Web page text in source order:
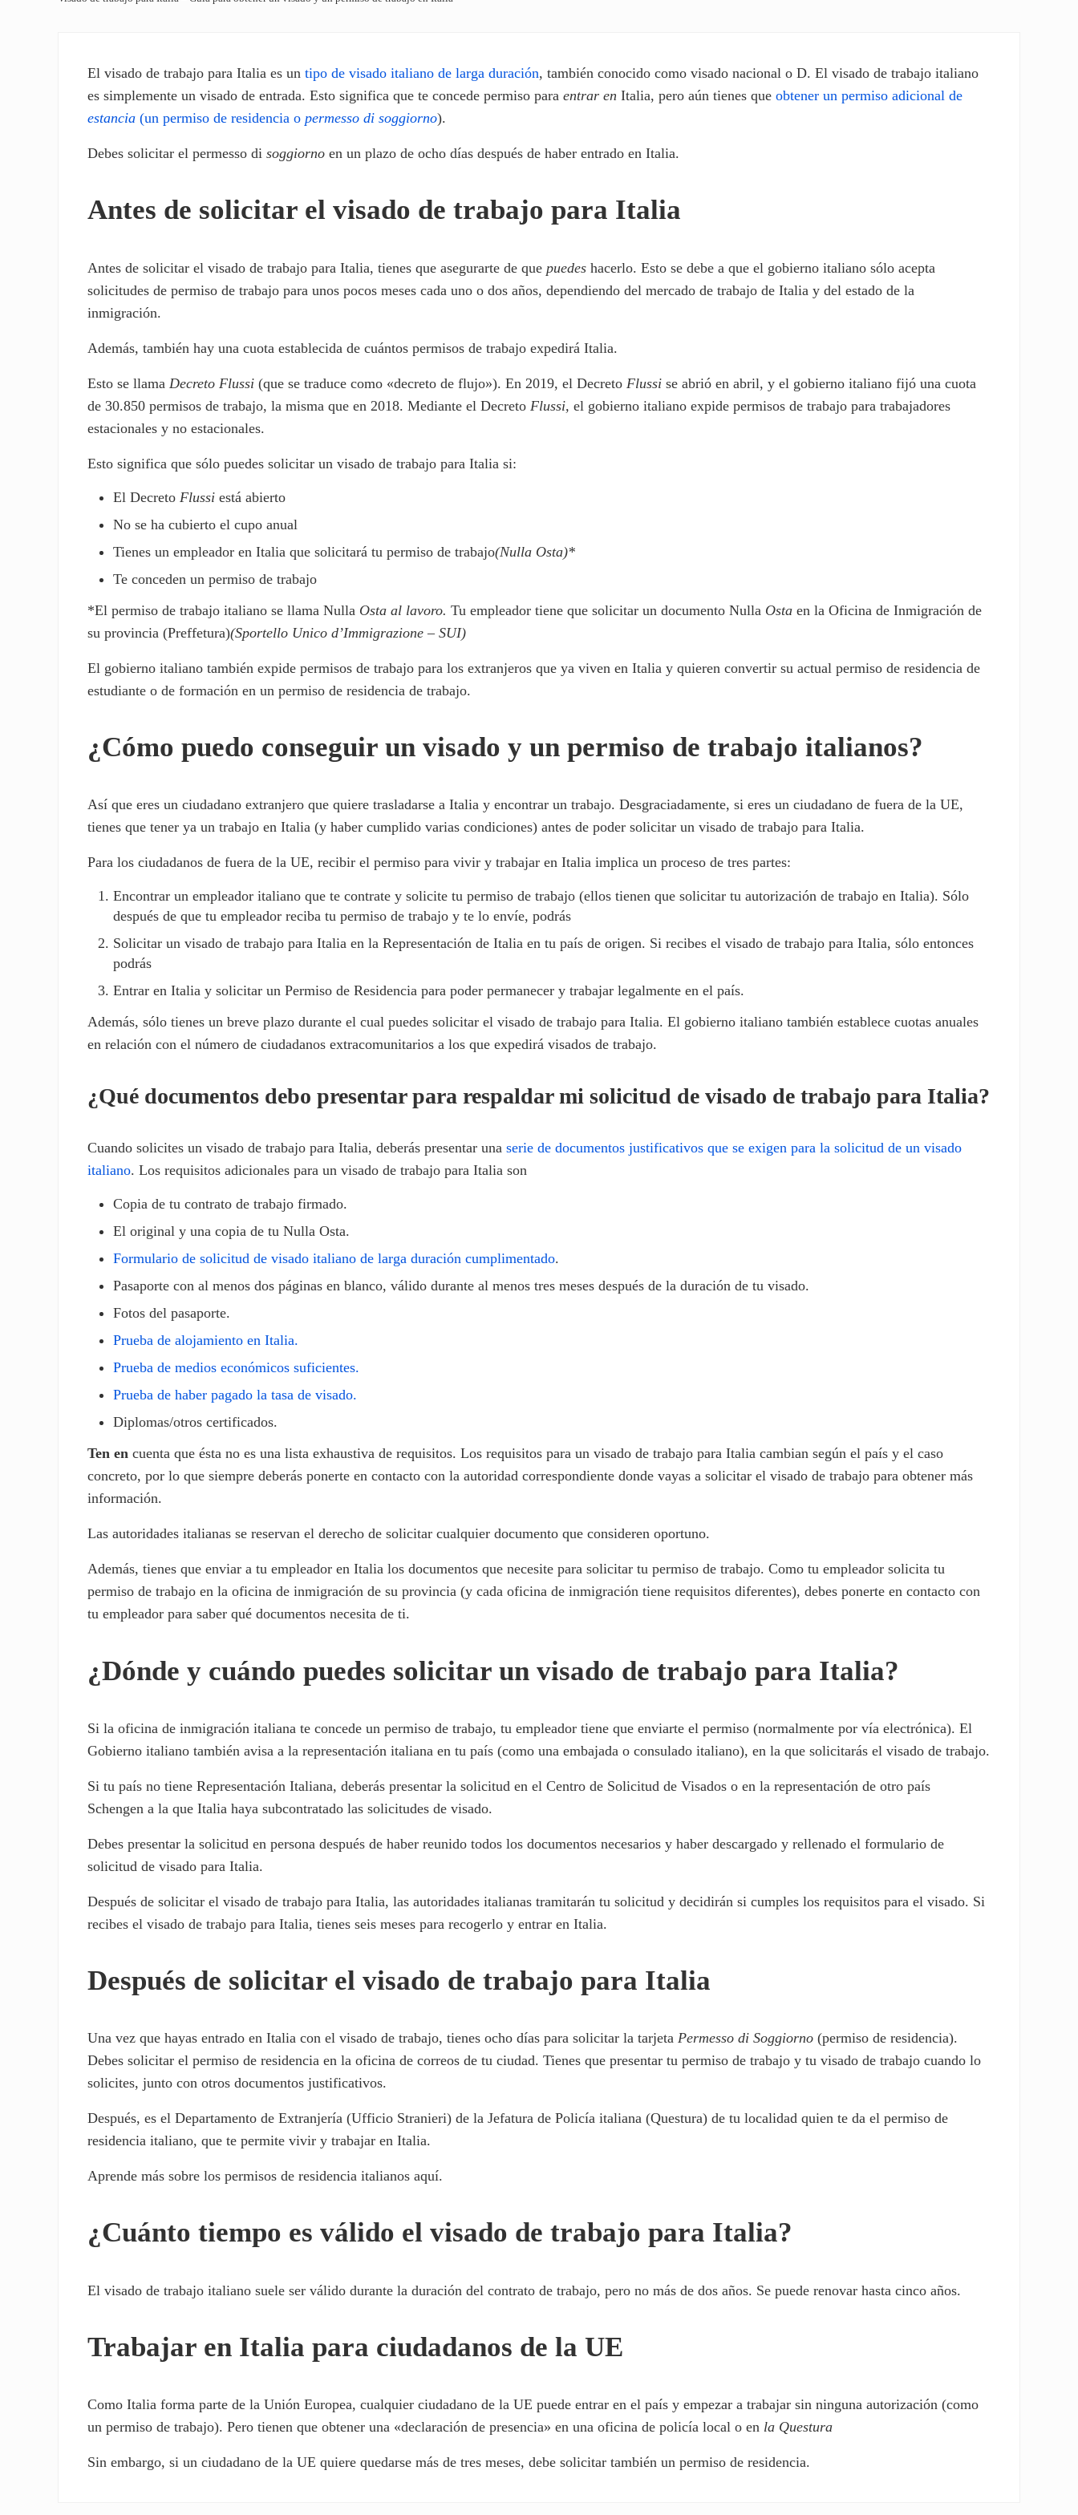
El visado de trabajo para Italia es untipo de visado italiano de larga duración, también conocido como visado nacional o D. El visado de trabajo italiano
es simplemente un visado de entrada. Esto significa que te concede permiso paraentrar enItalia, pero aún tienes queobtener un permiso adicional de
estancia(un permiso de residencia opermesso di soggiorno).
Debes solicitar el permesso disoggiorno en un plazo de ocho días después de haber entrado en Italia.
Antes de solicitar el visado de trabajo para Italia
Antes de solicitar el visado de trabajo para Italia, tienes que asegurarte de que puedes hacerlo. Esto se debe a que el gobierno italiano sólo acepta
solicitudes de permiso de trabajo para unos pocos meses cada uno o dos años, dependiendo del mercado de trabajo de Italia y del estado de la
inmigración.
Además, también hay una cuota establecida de cuántos permisos de trabajo expedirá Italia.
Esto se llama Decreto Flussi(que se traduce como «decreto de flujo»). En 2019, el Decreto Flussi se abrió en abril, y el gobierno italiano fijó una cuota
de 30.850 permisos de trabajo, la misma que en 2018. Mediante el Decreto Flussi,el gobierno italiano expide permisos de trabajo para trabajadores
estacionales y no estacionales.
Esto significa que sólo puedes solicitar un visado de trabajo para Italia si:
El Decreto Flussi está abierto
No se ha cubierto el cupo anual
Tienes un empleador en Italia que solicitará tu permiso de trabajo(Nulla Osta)*
Te conceden un permiso de trabajo
*El permiso de trabajo italiano se llama Nulla Osta al lavoro.Tu empleador tiene que solicitar un documento Nulla Ostaen la Oficina de Inmigración de
su provincia (Preffetura)(Sportello Unico d’Immigrazione – SUI)
El gobierno italiano también expide permisos de trabajo para los extranjeros que ya viven en Italia y quieren convertir su actual permiso de residencia de
estudiante o de formación en un permiso de residencia de trabajo.
¿Cómo puedo conseguir un visado y un permiso de trabajo italianos?
Así que eres un ciudadano extranjero que quiere trasladarse a Italia y encontrar un trabajo. Desgraciadamente, si eres un ciudadano de fuera de la UE,
tienes que tener ya un trabajo en Italia (y haber cumplido varias condiciones) antes de poder solicitar un visado de trabajo para Italia.
Para los ciudadanos de fuera de la UE, recibir el permiso para vivir y trabajar en Italia implica un proceso de tres partes:
Encontrar un empleador italiano que te contrate y solicite tu permiso de trabajo (ellos tienen que solicitar tu autorización de trabajo en Italia). Sólo
después de que tu empleador reciba tu permiso de trabajo y te lo envíe, podrás
Solicitar un visado de trabajo para Italia en la Representación de Italia en tu país de origen. Si recibes el visado de trabajo para Italia, sólo entonces
podrás
Entrar en Italia y solicitar un Permiso de Residencia para poder permanecer y trabajar legalmente en el país.
Además, sólo tienes un breve plazo durante el cual puedes solicitar el visado de trabajo para Italia. El gobierno italiano también establece cuotas anuales
en relación con el número de ciudadanos extracomunitarios a los que expedirá visados de trabajo.
¿Qué documentos debo presentar para respaldar mi solicitud de visado de trabajo para Italia?
Cuando solicites un visado de trabajo para Italia, deberás presentar unaserie de documentos justificativos que se exigen para la solicitud de un visado
italiano. Los requisitos adicionales para un visado de trabajo para Italia son
Copia de tu contrato de trabajo firmado.
El original y una copia de tu Nulla Osta.
Formulario de solicitud de visado italiano de larga duración cumplimentado.
Pasaporte con al menos dos páginas en blanco, válido durante al menos tres meses después de la duración de tu visado.
Fotos del pasaporte.
Prueba de alojamiento en Italia.
Prueba de medios económicos suficientes.
Prueba de haber pagado la tasa de visado.
Diplomas/otros certificados.
Ten encuenta que ésta no es una lista exhaustiva de requisitos. Los requisitos para un visado de trabajo para Italia cambian según el país y el caso
concreto, por lo que siempre deberás ponerte en contacto con la autoridad correspondiente donde vayas a solicitar el visado de trabajo para obtener más
información.
Las autoridades italianas se reservan el derecho de solicitar cualquier documento que consideren oportuno.
Además, tienes que enviar a tu empleador en Italia los documentos que necesite para solicitar tu permiso de trabajo. Como tu empleador solicita tu
permiso de trabajo en la oficina de inmigración de su provincia (y cada oficina de inmigración tiene requisitos diferentes), debes ponerte en contacto con
tu empleador para saber qué documentos necesita de ti.
¿Dónde y cuándo puedes solicitar un visado de trabajo para Italia?
Si la oficina de inmigración italiana te concede un permiso de trabajo, tu empleador tiene que enviarte el permiso (normalmente por vía electrónica). El
Gobierno italiano también avisa a la representación italiana en tu país (como una embajada o consulado italiano), en la que solicitarás el visado de trabajo.
Si tu país no tiene Representación Italiana, deberás presentar la solicitud en el Centro de Solicitud de Visados o en la representación de otro país
Schengen a la que Italia haya subcontratado las solicitudes de visado.
Debes presentar la solicitud en persona después de haber reunido todos los documentos necesarios y haber descargado y rellenado el formulario de
solicitud de visado para Italia.
Después de solicitar el visado de trabajo para Italia, las autoridades italianas tramitarán tu solicitud y decidirán si cumples los requisitos para el visado. Si
recibes el visado de trabajo para Italia, tienes seis meses para recogerlo y entrar en Italia.
Después de solicitar el visado de trabajo para Italia
Una vez que hayas entrado en Italia con el visado de trabajo, tienes ocho días para solicitar la tarjetaPermesso di Soggiorno (permiso de residencia).
Debes solicitar el permiso de residencia en la oficina de correos de tu ciudad. Tienes que presentar tu permiso de trabajo y tu visado de trabajo cuando lo
solicites, junto con otros documentos justificativos.
Después, es el Departamento de Extranjería (Ufficio Stranieri) de la Jefatura de Policía italiana (Questura) de tu localidad quien te da el permiso de
residencia italiano, que te permite vivir y trabajar en Italia.
Aprende más sobre los permisos de residencia italianos aquí.
¿Cuánto tiempo es válido el visado de trabajo para Italia?
El visado de trabajo italiano suele ser válido durante la duración del contrato de trabajo, pero no más de dos años. Se puede renovar hasta cinco años.
Trabajar en Italia para ciudadanos de la UE
Como Italia forma parte de la Unión Europea, cualquier ciudadano de la UE puede entrar en el país y empezar a trabajar sin ninguna autorización (como
un permiso de trabajo). Pero tienen que obtener una «declaración de presencia» en una oficina de policía local o en la Questura
Sin embargo, si un ciudadano de la UE quiere quedarse más de tres meses, debe solicitar también un permiso de residencia.